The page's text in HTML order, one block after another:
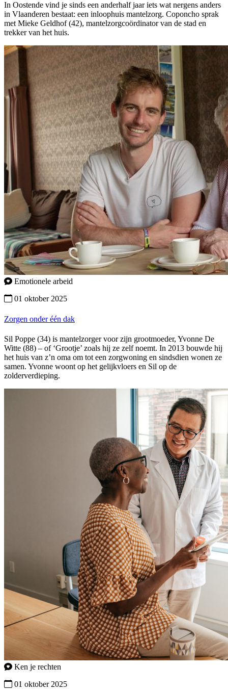
In Oostende vind je sinds een anderhalf jaar iets wat nergens anders
in Vlaanderen bestaat: een inloophuis mantelzorg. Coponcho sprak
met Mieke Geldhof (42), mantelzorgcoördinator van de stad en
trekker van het huis.
Emotionele arbeid
01 oktober 2025
Zorgen onder één dak
Sil Poppe (34) is mantelzorger voor zijn grootmoeder, Yvonne De
Witte (88) – of ‘Grootje’ zoals hij ze zelf noemt. In 2013 bouwde hij
het huis van z’n oma om tot een zorgwoning en sindsdien wonen ze
samen. Yvonne woont op het gelijkvloers en Sil op de
zolderverdieping.
Ken je rechten
01 oktober 2025